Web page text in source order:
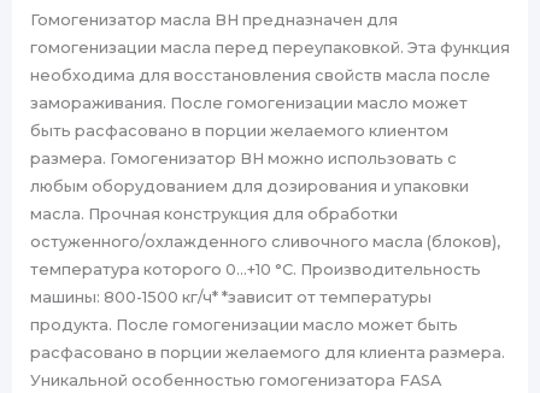
Гомогенизатор масла BH предназначен для
гомогенизации масла перед переупаковкой. Эта функция
необходима для восстановления свойств масла после
замораживания. После гомогенизации масло может
быть расфасовано в порции желаемого клиентом
размера. Гомогенизатор BH можно использовать с
любым оборудованием для дозирования и упаковки
масла. Прочная конструкция для обработки
остуженного/охлажденного сливочного масла (блоков),
температура которого 0…+10 °С. Производительность
машины: 800-1500 кг/ч* *зависит от температуры
продукта. После гомогенизации масло может быть
расфасовано в порции желаемого для клиента размера.
Уникальной особенностью гомогенизатора FASA